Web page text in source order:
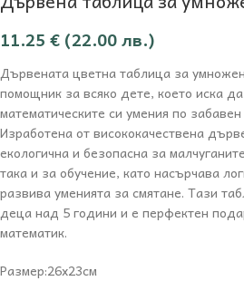
11.25 € (22.00 лв.)
Дървената цветна таблица за
помощник за всяко дете, което иска
математическите си умения по
Изработена от висококачествена
екологична и безопасна за
така и за обучение, като насърчава
развива уменията за смятане. Тази
деца над 5 години и е перфектен
математик.
Размер:26х23см